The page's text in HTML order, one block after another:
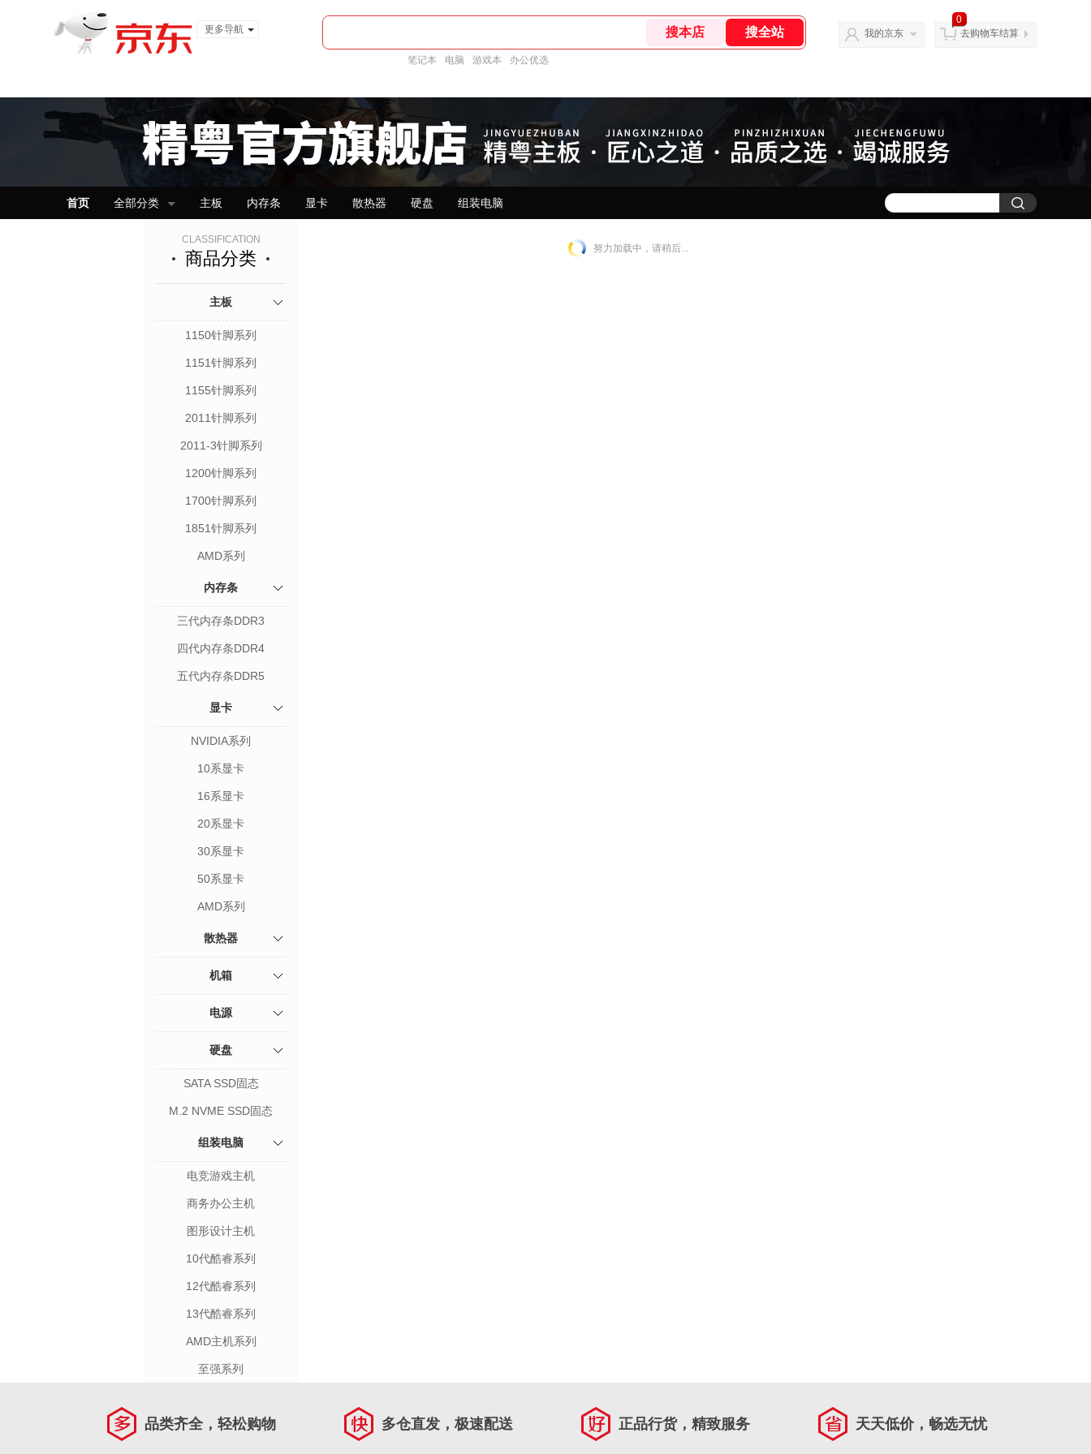
更多导航
笔记本 电脑 游戏本 办公优选
我的京东
0
去购物车结算
首页 全部分类 主板 内存条 显卡 散热器 硬盘 组装电脑
CLASSIFICATION
商品分类
主板
1150针脚系列
1151针脚系列
1155针脚系列
2011针脚系列
2011-3针脚系列
1200针脚系列
1700针脚系列
1851针脚系列
AMD系列
内存条
三代内存条DDR3
四代内存条DDR4
五代内存条DDR5
显卡
NVIDIA系列
10系显卡
16系显卡
20系显卡
30系显卡
50系显卡
AMD系列
散热器
机箱
电源
硬盘
SATA SSD固态
M.2 NVME SSD固态
组装电脑
电竞游戏主机
商务办公主机
图形设计主机
10代酷睿系列
12代酷睿系列
13代酷睿系列
AMD主机系列
至强系列
努力加载中，请稍后...
品类齐全，轻松购物 多仓直发，极速配送 正品行货，精致服务 天天低价，畅选无忧